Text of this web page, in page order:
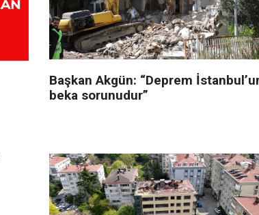
Başkan Akgün: “Deprem
beka sorunudur”